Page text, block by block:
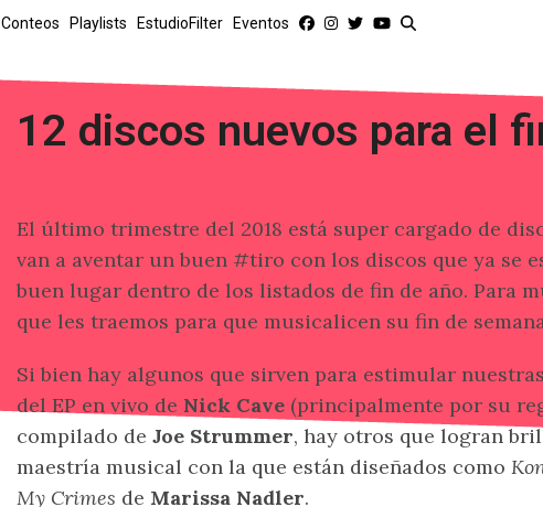
Conteos Playlists EstudioFilter Eventos
12 discos nuevos para el
El último trimestre del 2018 está super cargado de
van a aventar un buen #tiro con los discos que ya se
buen lugar dentro de los listados de fin de año. Para
que les traemos para que musicalicen su fin de
Si bien hay algunos que sirven para estimular
del EP en vivo de Nick Cave (principalmente por su
compilado de Joe Strummer, hay otros que logran
maestría musical con la que están diseñados como
My Crimes de Marissa Nadler.